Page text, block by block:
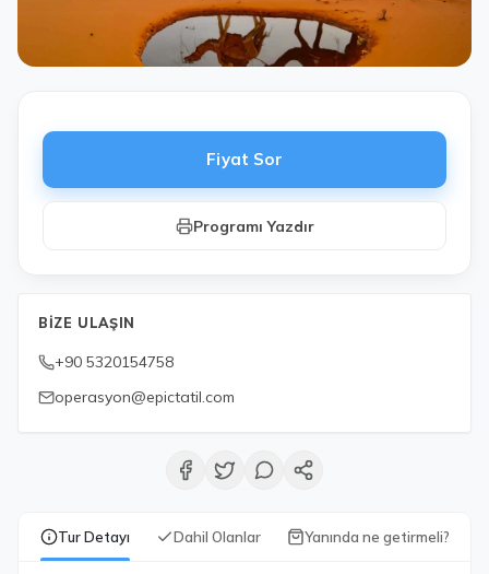
Tur Detayı Dahil Olanlar Yanında ne getirmeli?
Fiyat Sor
Programı Yazdır
BIZE ULAŞIN
+90 5320154758
operasyon@epictatil.com